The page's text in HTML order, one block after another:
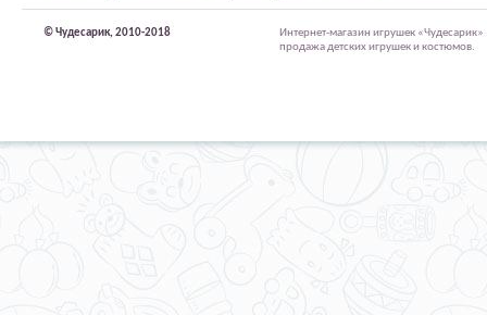
© Чудесарик, 2010-2018
Интернет-магазин игрушек
продажа детских игрушек и костюмов.